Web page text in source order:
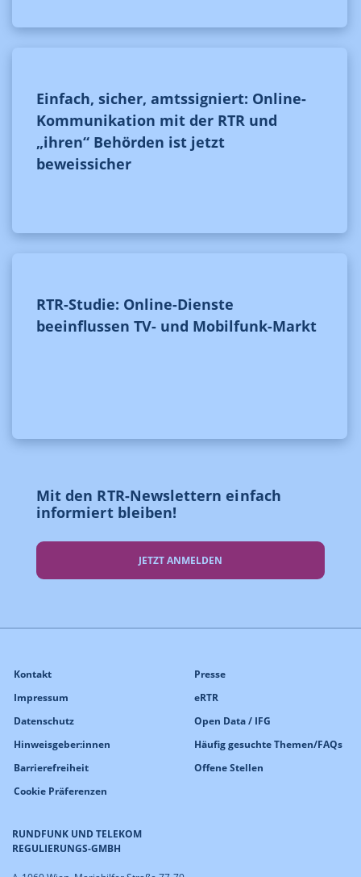
Einfach, sicher, amtssigniert: Online-
Kommunikation mit der RTR und
„ihren“ Behörden ist jetzt
beweissicher
RTR-Studie: Online-Dienste
beeinflussen TV- und Mobilfunk-Markt
Mit den RTR-Newslettern einfach
informiert bleiben!
JETZT ANMELDEN
RUNDFUNK UND TELEKOM
REGULIERUNGS-GMBH
Kontakt
Impressum
Datenschutz
Hinweisgeber:innen
Barrierefreiheit
Cookie Präferenzen
Presse
eRTR
Open Data / IFG
Häufig gesuchte Themen/FAQs
Offene Stellen